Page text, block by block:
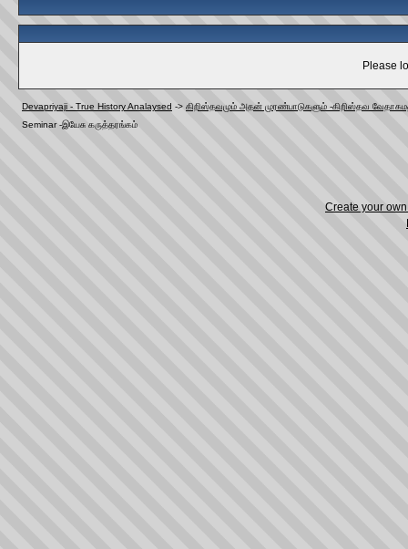
Please
Devapriyaji - True History Analaysed -> கிறிஸ்தவமும் அதன் முரண்பாடுகளும் -கிறிஸ்தவ
Seminar -இயேசு கருத்தரங்கம்
Create your